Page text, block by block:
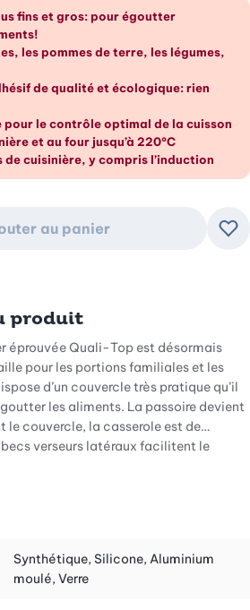
en un coup d’œil
fins et gros: pour égoutter
les pommes de terre, les légumes,
de qualité et écologique: rien
pour le contrôle optimal de la cuisson
et au four jusqu’à 220°C
de cuisinière, y compris l’induction
au panier
produit
éprouvée Quali-Top est désormais
pour les portions familiales et les
d’un couvercle très pratique qu’il
les aliments. La passoire devient
le couvercle, la casserole est de
becs verseurs latéraux facilitent le
Synthétique, Silicone, Aluminium
moulé, Verre